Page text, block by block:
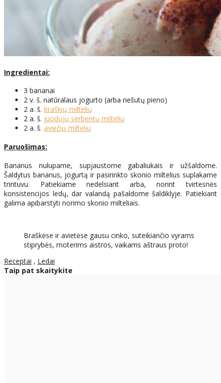
Ingredientai:
3 bananai
2 v. š. natūralaus jogurto (arba riešutų pieno)
2 a. š. braškių miltelių
2 a. š. juodųjų serbentų miltelių
2 a. š. aviečių miltelių
Paruošimas:
Bananus nulupame, supjaustome gabaliukais ir užšaldome.
Šaldytus bananus, jogurtą ir pasirinkto skonio miltelius suplakame
trintuvu. Patiekiame nedelsiant arba, norint tvirtesnės
konsistencijos ledų, dar valandą pašaldome šaldiklyje. Patiekiant
galima apibarstyti norimo skonio milteliais.
Braškėse ir avietėse gausu cinko, suteikiančio vyrams
stiprybės, moterims aistros, vaikams aštraus proto!
Receptai , Ledai
Taip pat skaitykite